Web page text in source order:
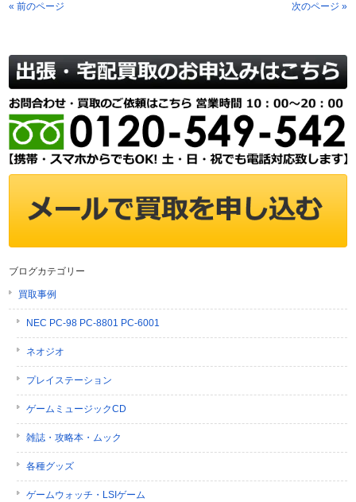
« 前のページ 次のページ »
ブログカテゴリー
買取事例
NEC PC-98 PC-8801 PC-6001
ネオジオ
プレイステーション
ゲームミュージックCD
雑誌・攻略本・ムック
各種グッズ
ゲームウォッチ・LSIゲーム